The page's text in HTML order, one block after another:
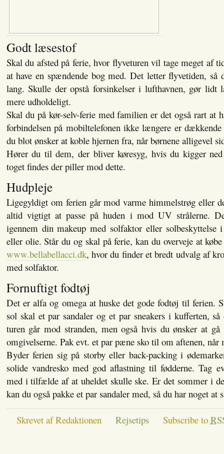
Godt læsestof
Skal du afsted på ferie, hvor flyveturen vil tage meget af
at have en spændende bog med. Det letter flyvetiden,
lang. Skulle der opstå forsinkelser i lufthavnen, gør lidt
mere udholdeligt.
Skal du på kør-selv-ferie med familien er det også rart at
forbindelsen på mobiltelefonen ikke længere er
du blot ønsker at koble hjernen fra, når børnene alligevel
Hører du til dem, der bliver køresyg, hvis du kigger
toget findes der piller mod dette.
Hudpleje
Ligegyldigt om ferien går mod varme himmelstrøg eller
altid vigtigt at passe på huden i mod UV strålerne.
igennem din makeup med solfaktor eller solbeskyttelse
eller olie. Står du og skal på ferie, kan du overveje at
www.bellabellacci.dk, hvor du finder et bredt udvalg af
med solfaktor.
Fornuftigt fodtøj
Det er alfa og omega at huske det gode fodtøj til ferien.
sol skal et par sandaler og et par sneakers i kufferten,
turen går mod stranden, men også hvis du ønsker at
omgivelserne. Pak evt. et par pæne sko til om aftenen, når
Byder ferien sig på storby eller back-packing i
solide vandresko med god aflastning til fødderne. Tag
med i tilfælde af at uheldet skulle ske. Er det sommer i
kan du også pakke et par sandaler med, så du har noget
Skrevet af Redaktionen Rejsetips Subscribe to